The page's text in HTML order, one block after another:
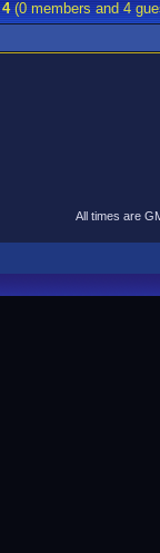
4(0 members and 4
All times are